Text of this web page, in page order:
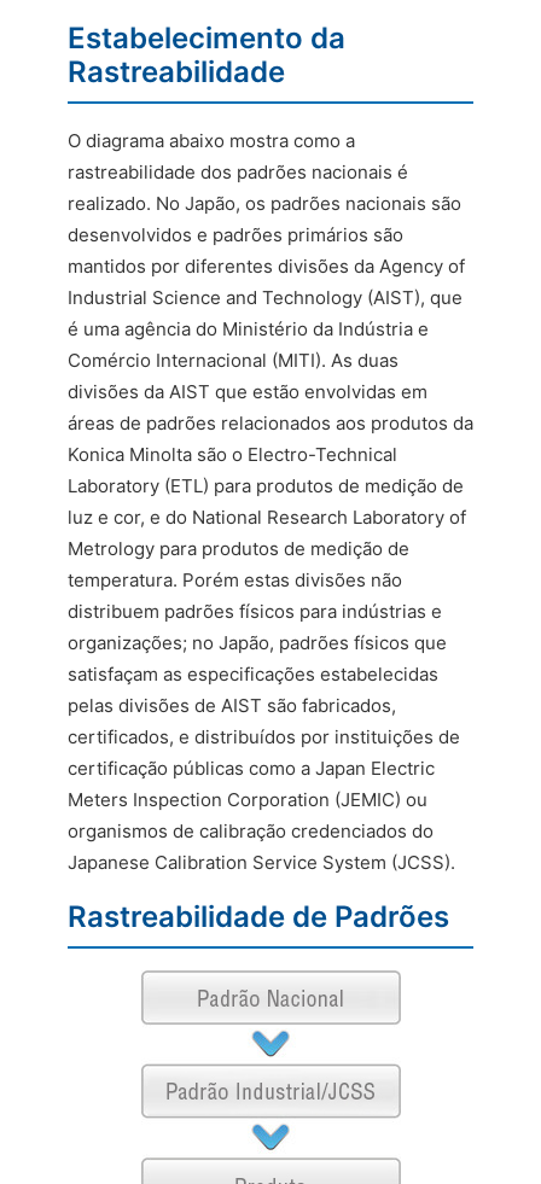
Estabelecimento da
Rastreabilidade
O diagrama abaixo mostra como a
rastreabilidade dos padrões nacionais é
realizado. No Japão, os padrões nacionais são
desenvolvidos e padrões primários são
mantidos por diferentes divisões da Agency of
Industrial Science and Technology (AIST), que
é uma agência do Ministério da Indústria e
Comércio Internacional (MITI). As duas
divisões da AIST que estão envolvidas em
áreas de padrões relacionados aos produtos da
Konica Minolta são o Electro-Technical
Laboratory (ETL) para produtos de medição de
luz e cor, e do National Research Laboratory of
Metrology para produtos de medição de
temperatura. Porém estas divisões não
distribuem padrões físicos para indústrias e
organizações; no Japão, padrões físicos que
satisfaçam as especificações estabelecidas
pelas divisões de AIST são fabricados,
certificados, e distribuídos por instituições de
certificação públicas como a Japan Electric
Meters Inspection Corporation (JEMIC) ou
organismos de calibração credenciados do
Japanese Calibration Service System (JCSS).
Rastreabilidade de Padrões